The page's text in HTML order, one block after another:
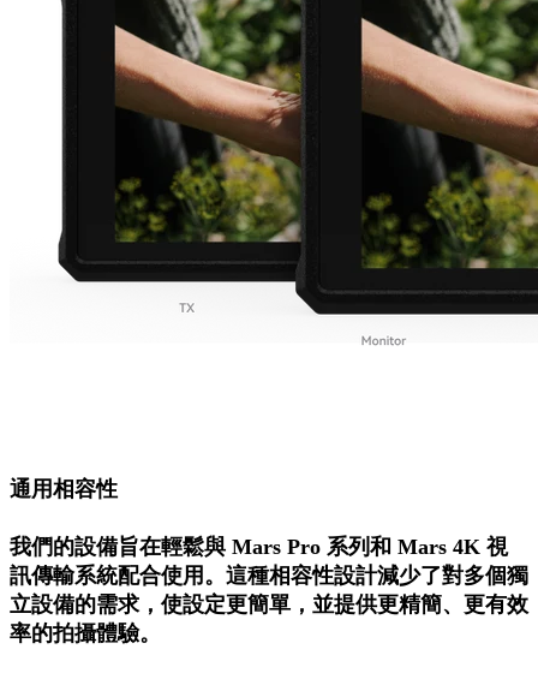
通用相容性
我們的設備旨在輕鬆與 Mars Pro 系列和 Mars 4K 視
訊傳輸系統配合使用。這種相容性設計減少了對多個獨
立設備的需求，使設定更簡單，並提供更精簡、更有效
率的拍攝體驗。